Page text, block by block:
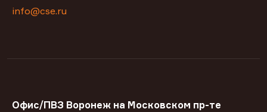
info@cse.ru
Офис/ПВЗ Воронеж на Московском пр-те